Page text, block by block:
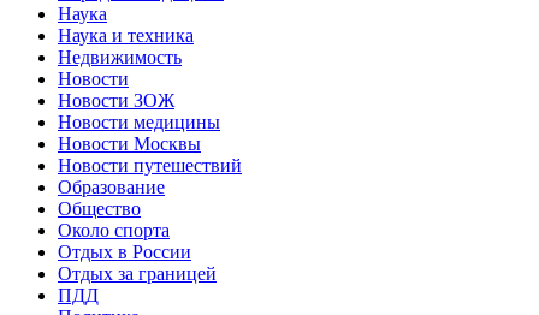
Наука
Наука и техника
Недвижимость
Новости
Новости ЗОЖ
Новости медицины
Новости Москвы
Новости путешествий
Образование
Общество
Около спорта
Отдых в России
Отдых за границей
ПДД